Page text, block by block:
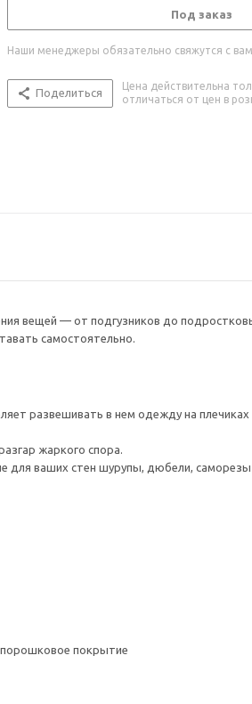
Под заказ
Наши менеджеры обязательно свяжутся с
Поделиться
Цена действительна
отличаться от цен в
вещей — от подгузников до
самостоятельно.
развешивать в нем одежду на
жаркого спора.
ваших стен шурупы, дюбели, саморезы
покрытие